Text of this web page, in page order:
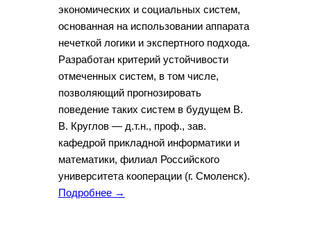
экономических и социальных систем,
основанная на использовании аппарата
нечеткой логики и экспертного подхода.
Разработан критерий устойчивости
отмеченных систем, в том числе,
позволяющий прогнозировать
поведение таких систем в будущем В.
В. Круглов — д.т.н., проф., зав.
кафедрой прикладной информатики и
математики, филиал Российского
университета кооперации (г. Смоленск).
Подробнее →